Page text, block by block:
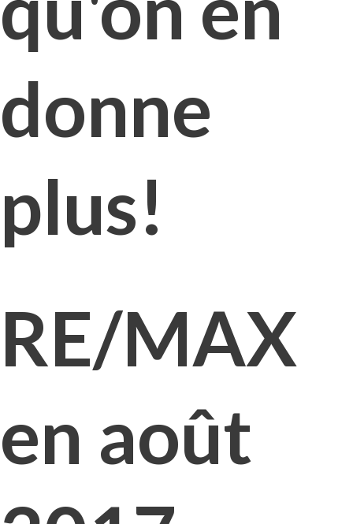
donne
plus!
RE/MAX
en août